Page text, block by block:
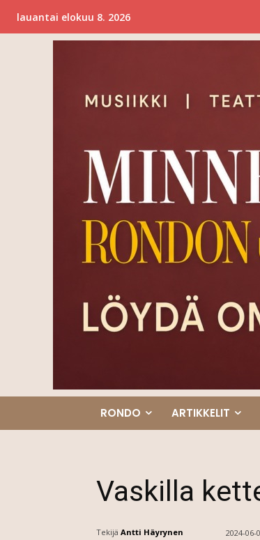
lauantai elokuu 8. 2026
RONDO ARTIKKELIT
Vaskilla
Tekijä Antti Häyrynen 2024-06-